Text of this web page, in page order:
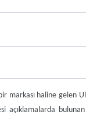
markası haline gelen
açıklamalarda